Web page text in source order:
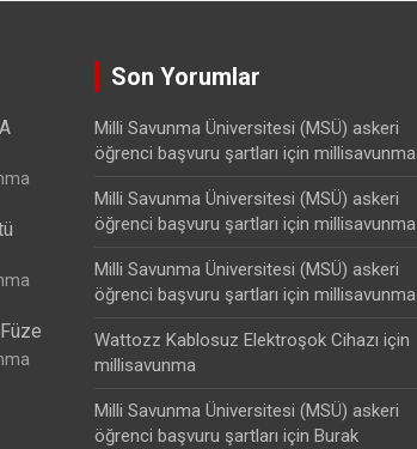
Son Yorumlar
Milli Savunma Üniversitesi (MSÜ) askeri
öğrenci başvuru şartları için millisavunma
Milli Savunma Üniversitesi (MSÜ) askeri
öğrenci başvuru şartları için millisavunma
Milli Savunma Üniversitesi (MSÜ) askeri
öğrenci başvuru şartları için millisavunma
Wattozz Kablosuz Elektroşok Cihazı için
millisavunma
Milli Savunma Üniversitesi (MSÜ) askeri
öğrenci başvuru şartları için Burak